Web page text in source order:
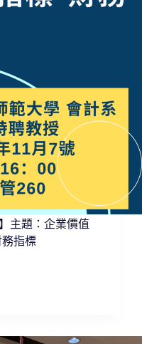
主題：企業價值
指標